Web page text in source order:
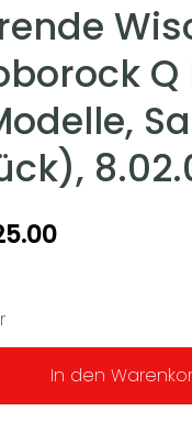
Q
In den